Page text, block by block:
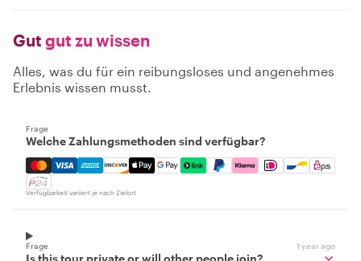
Gut gut zu wissen
Alles, was du für ein reibungsloses und angenehmes
Erlebnis wissen musst.
Frage
Welche Zahlungsmethoden sind verfügbar?
Mastercard, Visa, Amex, Discover, Apple Pay, Google
Verfügbarkeit variiert je nach Zielort
Frage 1 year ago